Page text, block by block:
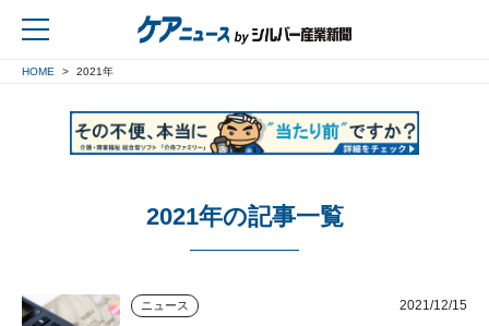
HOME 2021年
2021年の記事一覧
ニュース 2021/12/15